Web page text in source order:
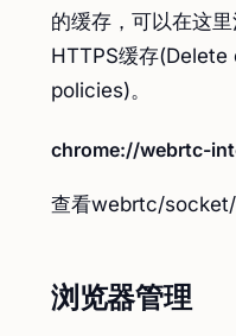
的缓存，可以在这
HTTPS缓存
policies)。
chrome://webrtc-
查看webrtc/
浏览器管理